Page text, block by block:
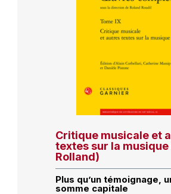
Critique musicale et
textes sur la musique
Rolland)
Plus qu’un témoignage,
somme capitale